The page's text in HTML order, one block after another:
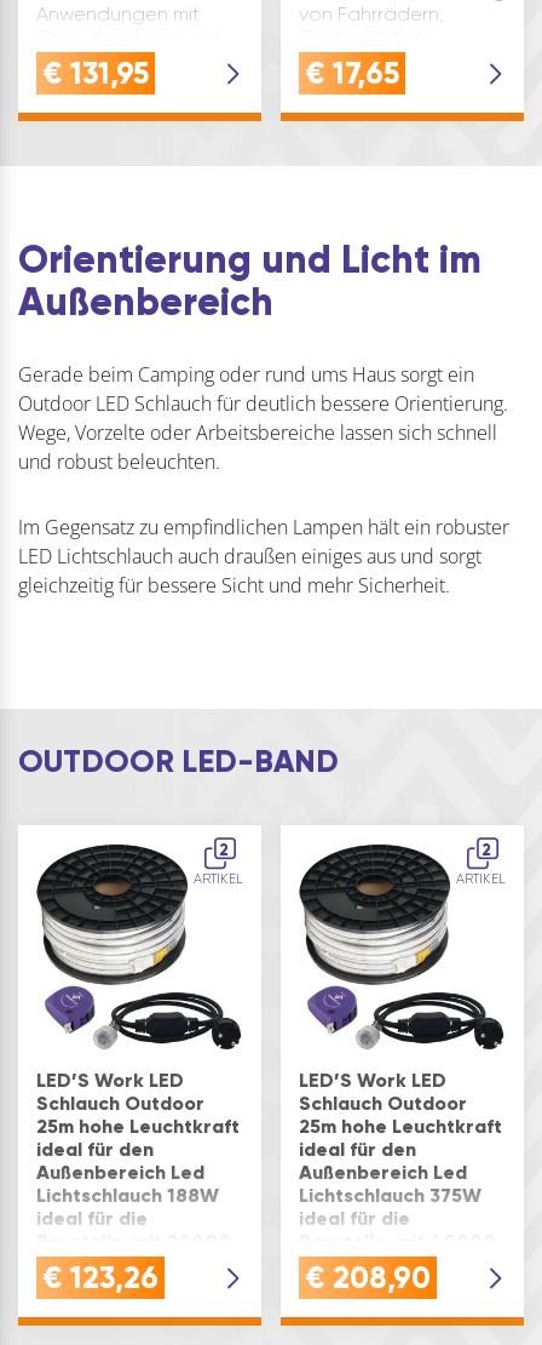
Anwendungen mit
vernähter Schlaufe,
ideal für hohe
€ 131,95
von Fahrrädern,
Werkzeugen und
SportgerätenQUALITÄT:
€ 17,65
Orientierung und Licht im
Außenbereich
Gerade beim Camping oder rund ums Haus sorgt ein
Outdoor LED Schlauch für deutlich bessere Orientierung.
Wege, Vorzelte oder Arbeitsbereiche lassen sich schnell
und robust beleuchten.
Im Gegensatz zu empfindlichen Lampen hält ein robuster
LED Lichtschlauch auch draußen einiges aus und sorgt
gleichzeitig für bessere Sicht und mehr Sicherheit.
OUTDOOR LED-BAND
2
ARTIKEL
LED’S Work LED
Schlauch Outdoor
25m hohe Leuchtkraft
ideal für den
Außenbereich Led
Lichtschlauch 188W
ideal für die
Lumen, 5000k
Lichtband inklusive
€ 123,26
2
ARTIKEL
LED’S Work LED
Schlauch Outdoor
25m hohe Leuchtkraft
ideal für den
Außenbereich Led
Lichtschlauch 375W
ideal für die
Lumen, 5000k
Lichtband inklusive
€ 208,90